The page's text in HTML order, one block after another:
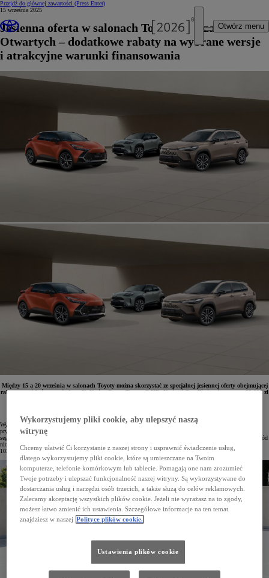
Przejdź do głównej zawartości (Press Enter)
Otwórz menu
15 września 2025
Jesienna oferta w salonach Toyoty podczas Dni
Otwartych – dodatkowe rabaty na wybrane wersje
i atrakcyjne warunki finansowania
Między 15 a 20 września w salonach Toyoty można skorzystać ze specjalnej jesiennej oferty obejmującej
rabaty na niektóre wersje Aygo X, Yarisa Cross, Toyoty C-HR, Yarisa i Corolli sięgające nawet 29 000 zł
Wyjątkowa oferta jesienna podczas Dni Otwartych w salonach Toyoty jest dostępna zarówno dla osób
prywatnych, jak i przedsiębiorców. Rabaty zostały zwiększone dla większości modeli niemal we wszystkich
segmentach, a dodatkowo dostępne są różnorodne opcje finansowania dostosowane do potrzeb klientów. Wśród
nich znajdują się m.in. KINTO One z niskimi miesięcznymi ratami, leasing promocyjny z niską sumą opłat
103,9% oraz kredyt 50/50.
Wykorzystujemy pliki cookie, aby ulepszyć naszą
witrynę
Chcemy ułatwić Ci korzystanie z naszej strony i usprawnić świadczenie usług,
dlatego wykorzystujemy pliki cookie, które są umieszczane na Twoim
komputerze, telefonie komórkowym lub tablecie. Pomagają one nam zrozumieć
Twoje potrzeby i ulepszać funkcjonalność naszej witryny. Są wykorzystywane do
dostarczania usług i narzędzi osób trzecich, a także służą do celów reklamowych.
Zalecamy akceptację wszystkich plików cookie. Jeżeli nie wyrażasz na to zgody,
możesz łatwo zmienić ich ustawienia. Szczegółowe informacje na ten temat
znajdziesz w naszej Polityce plików cookie.
Ustawienia plików cookie